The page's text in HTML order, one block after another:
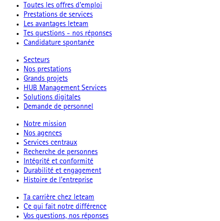
Toutes les offres d'emploi
Prestations de services
Les avantages leteam
Tes questions - nos réponses
Candidature spontanée
Secteurs
Nos prestations
Grands projets
HUB Management Services
Solutions digitales
Demande de personnel
Notre mission
Nos agences
Services centraux
Recherche de personnes
Intégrité et conformité
Durabilité et engagement
Histoire de l’entreprise
Ta carrière chez leteam
Ce qui fait notre différence
Vos questions, nos réponses